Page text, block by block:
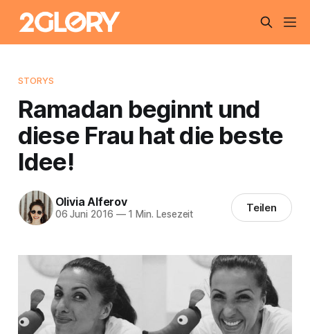
STORYS
Ramadan beginnt und
diese Frau hat die beste
Idee!
Olivia Alferov
06 Juni 2016 —1 Min. Lesezeit Teilen